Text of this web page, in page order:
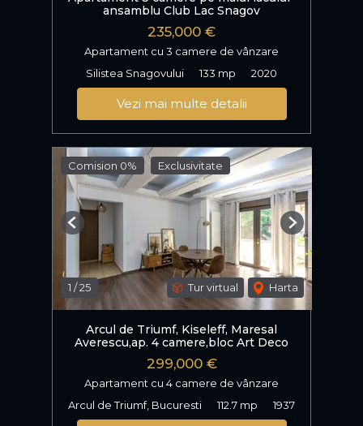
ansamblu Club Lac Snagov
235,000 €
Apartament cu 3 camere de vânzare
Silistea Snagovului
133 mp 2020
Vezi mai multe detalii
Comision 0% Exclusivitate
1 /25 Tur virtual Harta
Previous Next
Arcul de Triumf, Kiseleff, Maresal
Averescu,ap. 4 camere,bloc Art Deco
299,000 €
Apartament cu 4 camere de vânzare
Arcul de Triumf, Bucuresti
112.7 mp 1937